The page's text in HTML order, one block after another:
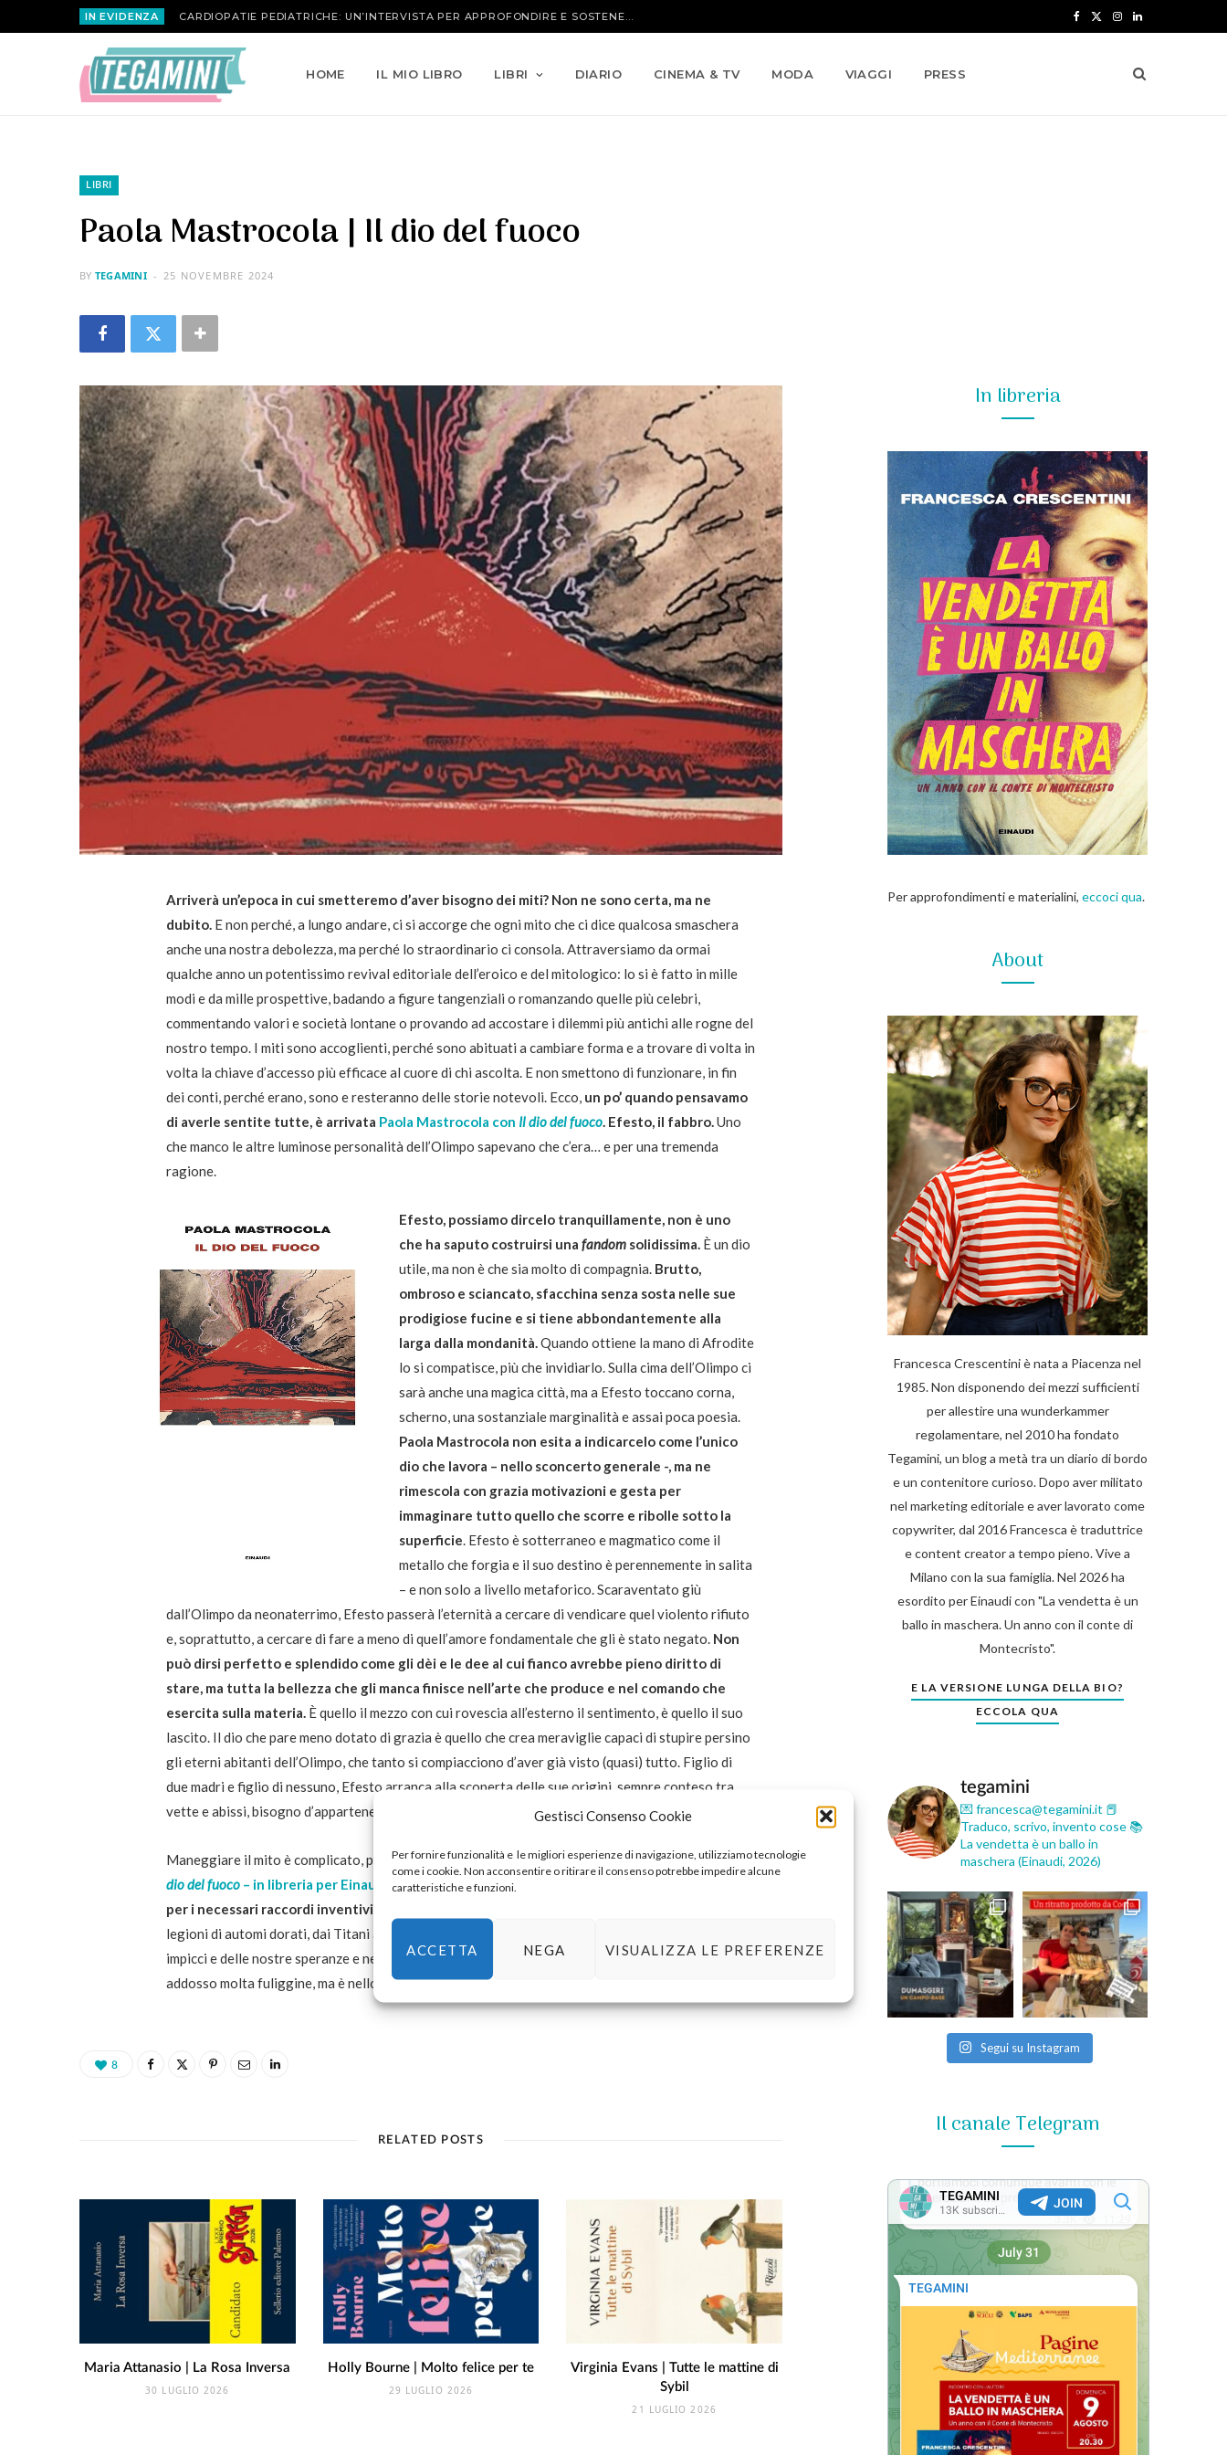
Gestisci Consenso Cookie
Per fornire funzionalità e le migliori esperienze di navigazione, utilizziamo tecnologie
come i cookie. Non acconsentire o ritirare il consenso potrebbe impedire alcune
caratteristiche e funzioni.
ACCETTA NEGA VISUALIZZA LE PREFERENZE
IN EVIDENZA MARIA ATTANASIO | LA ROSA INVERSA I L
n
HOME IL MIO LIBRO LIBRI DIARIO CINEMA & TV MODA VIAGGI PRESS
LIBRI
Paola Mastrocola | Il dio del fuoco
BY TEGAMINI 25 NOVEMBRE 2024
Arriverà un’epoca in cui smetteremo d’aver bisogno dei miti? Non ne sono certa, ma ne
dubito.E non perché, a lungo andare, ci si accorge che ogni mito che ci dice qualcosa smaschera
anche una nostra debolezza, ma perché lo straordinario ci consola. Attraversiamo da ormai
qualche anno un potentissimo revival editoriale dell’eroico e del mitologico: lo si è fatto in mille
modi e da mille prospettive, badando a figure tangenziali o romanzando quelle più celebri,
commentando valori e società lontane o provando ad accostare i dilemmi più antichi alle rogne del
nostro tempo. I miti sono accoglienti, perché sono abituati a cambiare forma e a trovare di volta in
volta la chiave d’accesso più efficace al cuore di chi ascolta. E non smettono di funzionare, in fin
dei conti, perché erano, sono e resteranno delle storie notevoli. Ecco, un po’ quando pensavamo
di averle sentite tutte, è arrivata Paola Mastrocola con Il dio del fuoco. Efesto, il fabbro.Uno
che manco le altre luminose personalità dell’Olimpo sapevano che c’era… e per una tremenda
ragione.
Efesto, possiamo dircelo tranquillamente, non è uno
che ha saputo costruirsi una fandomsolidissima.È un dio
utile, ma non è che sia molto di compagnia. Brutto,
ombroso e sciancato, sfacchina senza sosta nelle sue
prodigiose fucine e si tiene abbondantemente alla
larga dalla mondanità.Quando ottiene la mano di Afrodite
lo si compatisce, più che invidiarlo. Sulla cima dell’Olimpo ci
sarà anche una magica città, ma a Efesto toccano corna,
scherno, una sostanziale marginalità e assai poca poesia.
Paola Mastrocola non esita a indicarcelo come l’unico
dio che lavora – nello sconcerto generale -, ma ne
rimescola con grazia motivazioni e gesta per
immaginare tutto quello che scorre e ribolle sotto la
superficie. Efesto è sotterraneo e magmatico come il
metallo che forgia e il suo destino è perennemente in salita
– e non solo a livello metaforico. Scaraventato giù
dall’Olimpo da neonaterrimo, Efesto passerà l’eternità a cercare di vendicare quel violento rifiuto
e, soprattutto, a cercare di fare a meno di quell’amore fondamentale che gli è stato negato. Non
può dirsi perfetto e splendido come gli dèi e le dee al cui fianco avrebbe pieno diritto di
stare, ma tutta la bellezza che gli manca finisce nell’arte che produce e nel comando che
esercita sulla materia.È quello il mezzo con cui rovescia all’esterno il sentimento, è quello il suo
lascito. Il dio che pare meno dotato di grazia è quello che crea meraviglie capaci di stupire persino
gli eterni abitanti dell’Olimpo, che tanto si compiacciono d’aver già visto (quasi) tutto. Figlio di
due madri e figlio di nessuno, Efesto arranca alla scoperta delle sue origini, sempre conteso tra
vette e abissi, bisogno d’appartenenza e orgoglio ferito.
Maneggiare il mito è complicato, perché le stratificazioni di cui tenere conto sono innumerevoli.Il
dio del fuoco – in libreria per Einaudi –è un esperimento affascinante, sia per la scrittura che
per i necessari raccordi inventivi.
legioni di automi dorati, dai Titani a Ermes, ogni dio è la manifestazione di un frammento dei nostri
impicci e delle nostre speranze e nessun eroe può sfuggire al suo destino. Efesto vi butterà
addosso molta fuliggine, ma è nello splendore di quello che inventa che potrete a lungo bearvi.
8
RELATED POSTS
Maria Attanasio | La Rosa Inversa
30 LUGLIO 2026
Holly Bourne | Molto felice per te
29 LUGLIO 2026
Virginia Evans | Tutte le mattine di
Sybil
21 LUGLIO 2026
In libreria
Per approfondimenti e materialini, eccoci qua.
About
Francesca Crescentini è nata a Piacenza nel
1985. Non disponendo dei mezzi sufficienti
per allestire una wunderkammer
regolamentare, nel 2010 ha fondato
Tegamini, un blog a metà tra un diario di bordo
e un contenitore curioso. Dopo aver militato
nel marketing editoriale e aver lavorato come
copywriter, dal 2016 Francesca è traduttrice
e content creator a tempo pieno. Vive a
Milano con la sua famiglia. Nel 2026 ha
esordito per Einaudi con "La vendetta è un
ballo in maschera. Un anno con il conte di
Montecristo".
E LA VERSIONE LUNGA DELLA BIO?
ECCOLA QUA
tegamini
💌 francesca@tegamini.it 📕
Traduco, scrivo, invento cose 📚
La vendetta è un ballo in
maschera (Einaudi, 2026)
Segui su Instagram
Il canale Telegram